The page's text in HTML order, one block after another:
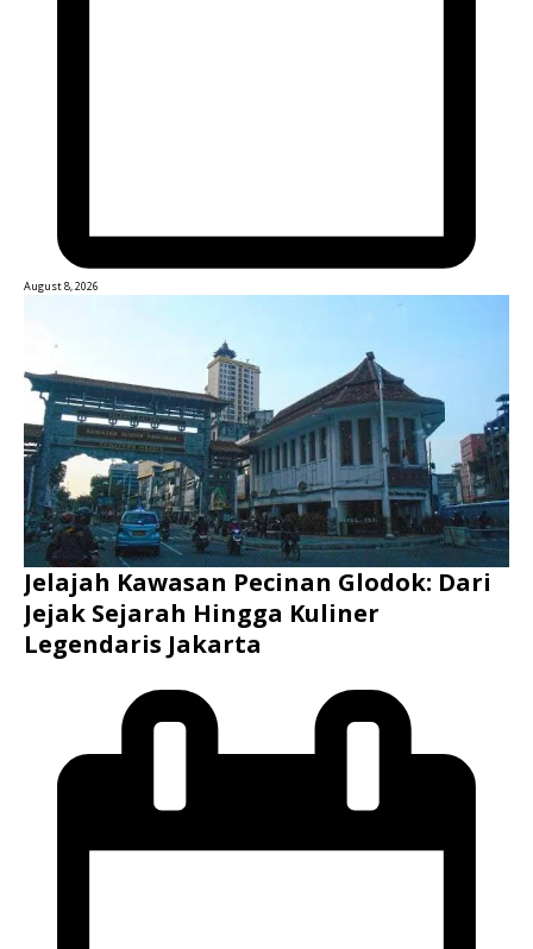
August 8, 2026
Jelajah Kawasan Pecinan Glodok: Dari
Jejak Sejarah Hingga Kuliner
Legendaris Jakarta